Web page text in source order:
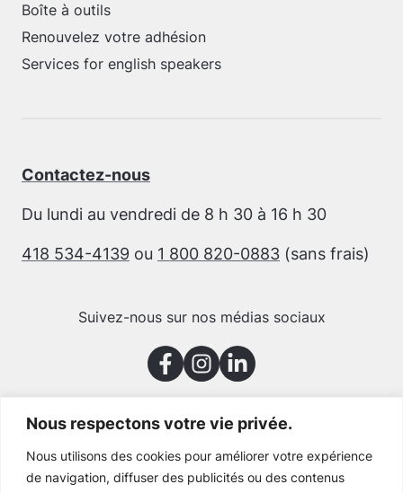
Nous respectons votre vie privée.
Nous utilisons des cookies pour améliorer votre expérience
de navigation, diffuser des publicités ou des contenus
Boîte à outils
Renouvelez votre adhésion
Services for english speakers
Contactez-nous
Du lundi au vendredi de 8 h 30 à 16 h 30
418 534-4139 ou 1 800 820-0883 (sans frais)
Suivez-nous sur nos médias sociaux
Merci à nos partenaires